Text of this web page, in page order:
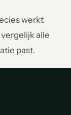
werkt
alle
past.